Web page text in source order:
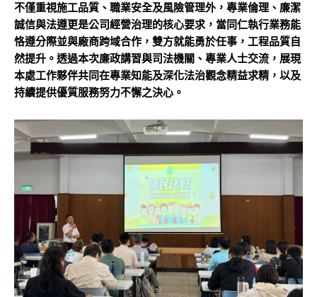
不僅重視施工品質、職業安全及風險管理外，專業倫理、廉潔
誠信與法遵更是公司經營治理的核心要求，當同仁執行業務能
恪遵分際並與廠商跨域合作，雙方就能勇於任事，工程品質自
然提升。透過本次廉政講習與司法機關、專業人士交流，展現
本處工作夥伴共同在專業知能及深化法治觀念精益求精，以及
持續提供優質服務努力不懈之決心。